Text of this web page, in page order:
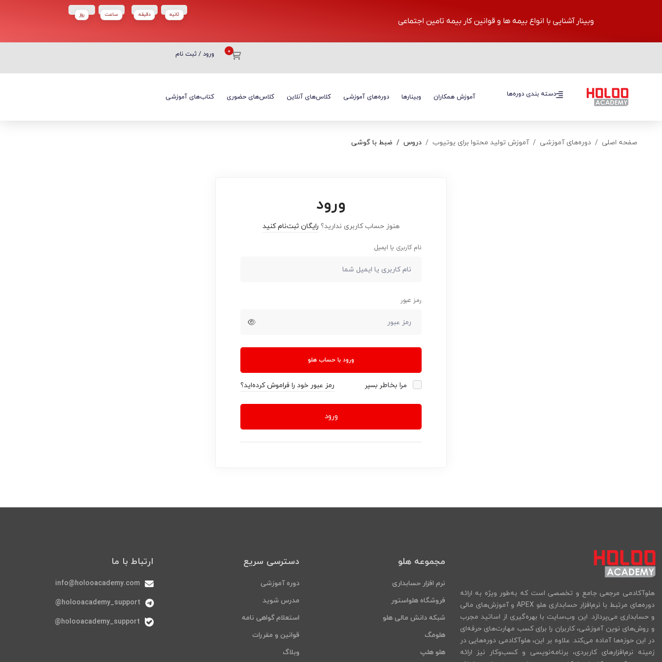
وبینار آشنایی با انواع بیمه ها و قوانین کار بیمه تامین اجتماعی
روز ساعت‌ دقیقه ثانیه
ورود / ثبت نام
دسته بندی دوره‌ها آموزش همکاران وبینارها دوره‌های آموزشی کلاس‌های آنلاین کلاس‌های حضوری کتاب‌های آموزشی دسته بندی دوره‌ها
صفحه اصلی دوره‌های آموزشی آموزش تولید محتوا برای یوتیوب دروس ضبط با گوشی
ورود
هنوز حساب کاربری ندارید؟ رایگان ثبت‌نام کنید
نام کاربری یا ایمیل
رمز عبور
ورود با حساب هلو
مرا بخاطر بسپر رمز عبور خود را فراموش کرده‌اید؟
ورود
هلوآکادمی مرجعی جامع و تخصصی است که به‌طور ویژه به ارائه
دوره‌های مرتبط با نرم‌افزار حسابداری هلو APEX و آموزش‌های مالی
و حسابداری می‌پردازد. این وب‌سایت با بهره‌گیری از اساتید مجرب
و روش‌های نوین آموزشی، کاربران را برای کسب مهارت‌های حرفه‌ای
در این حوزه‌ها آماده می‌کند. علاوه بر این، هلوآکادمی دوره‌هایی در
زمینه نرم‌افزارهای کاربردی، برنامه‌نویسی و کسب‌وکار نیز ارائه
مجموعه هلو
نرم افزار حسابداری
فروشگاه هلواستور
شبکه دانش مالی هلو
هلومگ
هلو هلپ
دسترسی سریع
دوره آموزشی
مدرس شوید
استعلام گواهی نامه
قوانین و مقررات
وبلاگ
ارتباط با ما
info@holooacademy.com
holooacademy_support@
holooacademy_support@